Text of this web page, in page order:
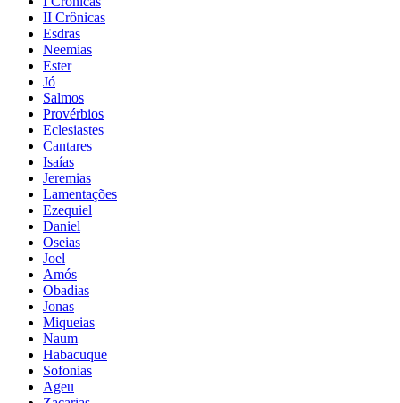
II Crônicas
Esdras
Neemias
Ester
Jó
Salmos
Provérbios
Eclesiastes
Cantares
Isaías
Jeremias
Lamentações
Ezequiel
Daniel
Oseias
Joel
Amós
Obadias
Jonas
Miqueias
Naum
Habacuque
Sofonias
Ageu